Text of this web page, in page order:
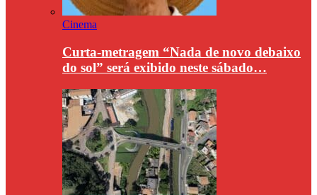
Cinema
Curta-metragem “Nada de novo debaixo
do sol” será exibido neste sábado…